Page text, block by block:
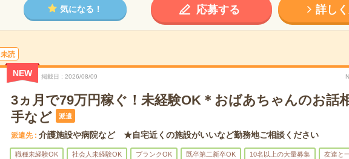
気になる！ 応募する 詳し
未読
NEW 掲載日 2026/08/09
3ヵ月で79万円稼ぐ！未経験OK＊おばあちゃんのお話
手など
派遣
派遣先 介護施設や病院など ★自宅近くの施設がいいなど勤務地ご相談ください
職種未経験OK 社会人未経験OK ブランクOK 既卒第二新卒OK 10名以上の大量募集 友達と